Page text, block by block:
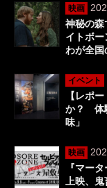
映画
神秘の森
イトボ
わが全国
イベント
【レポ
か？ 体
味」
映画
『マー
上映、